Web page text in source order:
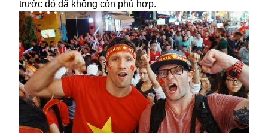
trước đó đã không còn phù hợp.